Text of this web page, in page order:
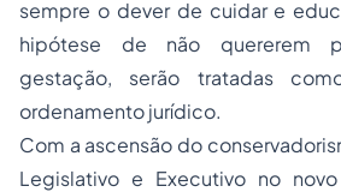
sempre o dever de cuidar e
hipótese de não quererem
gestação, serão tratadas
ordenamento jurídico.
Com a ascensão do
Legislativo e Executivo no